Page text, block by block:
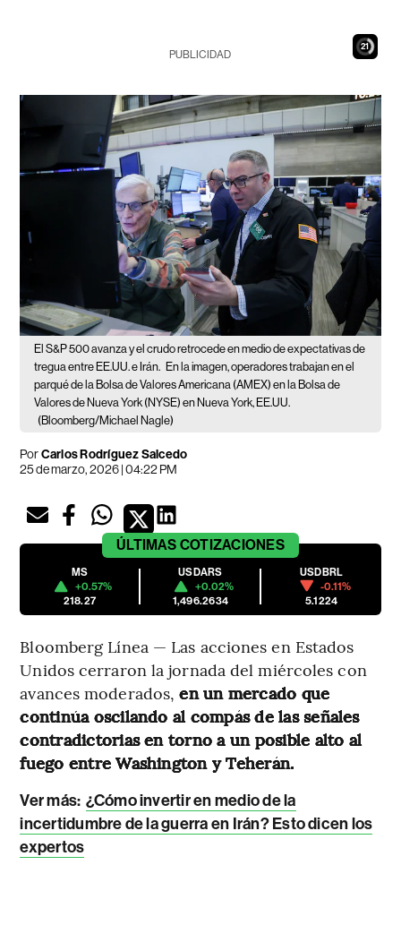
19
PUBLICIDAD
El S&P 500 avanza y el crudo retrocede en medio de expectativas de
tregua entre EE.UU. e Irán. En la imagen, operadores trabajan en el
parqué de la Bolsa de Valores Americana (AMEX) en la Bolsa de
Valores de Nueva York (NYSE) en Nueva York, EE.UU.
(Bloomberg/Michael Nagle)
PorCarlos Rodríguez Salcedo
25 de marzo, 2026 | 04:22 PM
ÚLTIMAS COTIZACIONES
MS
+0.57%
218.27
USDARS
+0.02%
1,496.2634
USDBRL
-0.11%
5.1224
Bloomberg Línea — Las acciones en Estados
Unidos cerraron la jornada del miércoles con
avances moderados,en un mercado que
continúa oscilando al compás de las señales
contradictorias en torno a un posible alto al
fuego entre Washington y Teherán.
Ver más: ¿Cómo invertir en medio de la
incertidumbre de la guerra en Irán? Esto dicen los
expertos